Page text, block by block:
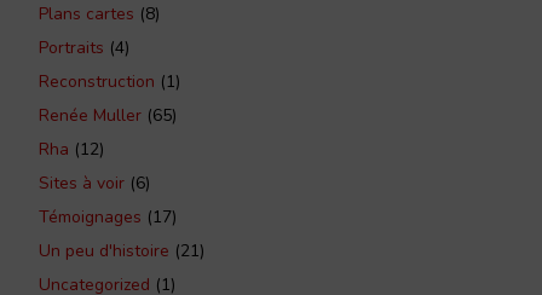
Plans cartes (8)
Portraits (4)
Reconstruction (1)
Renée Muller (65)
Rha (12)
Sites à voir (6)
Témoignages (17)
Un peu d'histoire (21)
Uncategorized (1)